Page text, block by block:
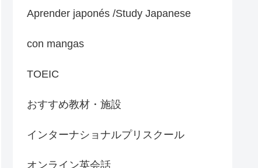
Aprender japonés /Study Japanese
con mangas
TOEIC
おすすめ教材・施設
インターナショナルプリスクール
オンライン英会話